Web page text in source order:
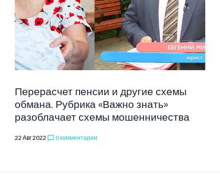
ПЕНСИИ
Перерасчет пенсии и другие схемы
обмана. Рубрика «Важно знать»
разоблачает схемы мошенничества
22 Авг 2022 chat_bubble_outline 0 комментарии